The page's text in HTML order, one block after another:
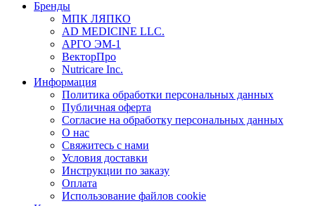
Бренды
МПК ЛЯПКО
AD MEDICINE LLC.
АРГО ЭМ-1
ВекторПро
Nutricare Inc.
Информация
Политика обработки персональных данных
Публичная оферта
Согласие на обработку персональных данных
О нас
Свяжитесь с нами
Условия доставки
Инструкции по заказу
Оплата
Использование файлов cookie